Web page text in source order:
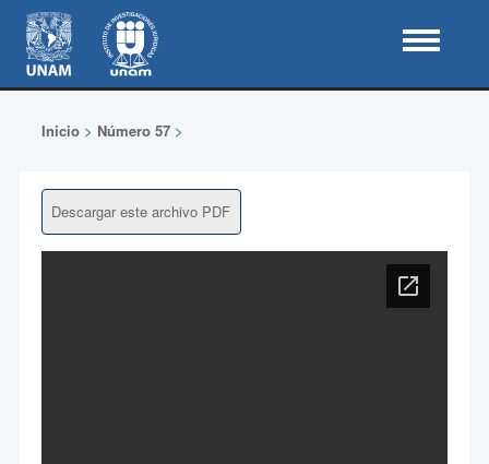
Inicio> Número 57>
Descargar este archivo PDF